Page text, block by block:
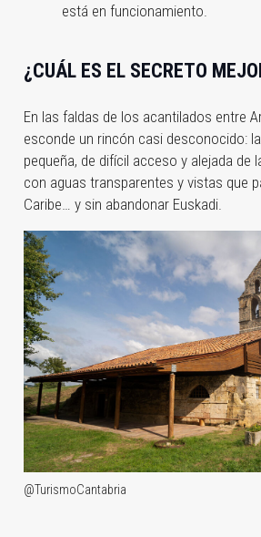
está en funcionamiento.
¿CUÁL ES EL SECRETO
En las faldas de los acantilados entre
esconde un rincón casi desconocido:
pequeña, de difícil acceso y alejada de
con aguas transparentes y vistas que
Caribe… y sin abandonar Euskadi.
@TurismoCantabria